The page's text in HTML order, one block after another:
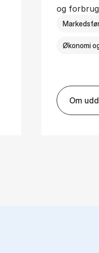
og
Økonomi
Om